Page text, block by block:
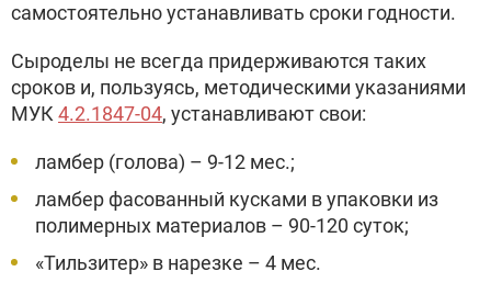
самостоятельно устанавливать сроки годности.
Сыроделы не всегда придерживаются таких
сроков и, пользуясь, методическими указаниями
МУК 4.2.1847-04, устанавливают свои:
ламбер (голова) – 9-12 мес.;
ламбер фасованный кусками в упаковки из
полимерных материалов – 90-120 суток;
«Тильзитер» в нарезке – 4 мес.